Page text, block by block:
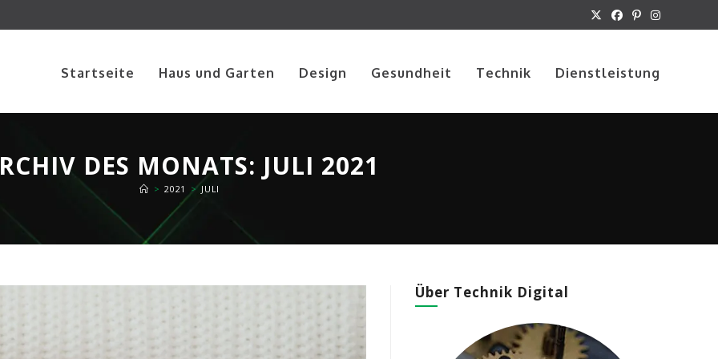
Startseite Haus und Garten Design Gesundheit Technik Dienstleistung
DES MONATS: JULI 2021
> 2021 > JULI
Über Technik Digital